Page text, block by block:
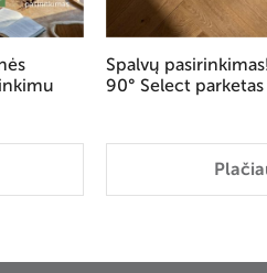
Spalvų
90° Select parketas